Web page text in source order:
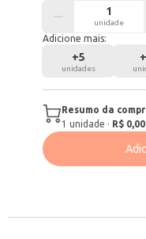
unidade
Adicione mais:
+5
unidades
+
Resumo da
1 unidade · R$ 0,00